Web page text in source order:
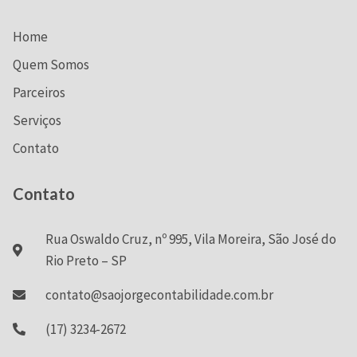
Home
Quem Somos
Parceiros
Serviços
Contato
Contato
Rua Oswaldo Cruz, nº 995, Vila Moreira, São José do
Rio Preto – SP
contato@saojorgecontabilidade.com.br
(17) 3234-2672